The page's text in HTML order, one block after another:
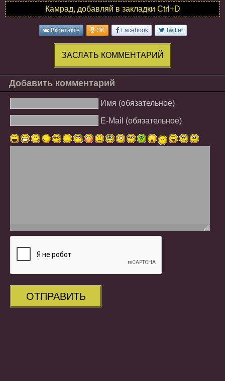
Камрад, добавляй в закладки Ctrl+D
Вконтакте OK Facebook Twitter
ЗАСЛАТЬ КОММЕНТАРИЙ
Добавить комментарий
Имя (обязательное)
E-Mail (обязательное)
ОТПРАВИТЬ